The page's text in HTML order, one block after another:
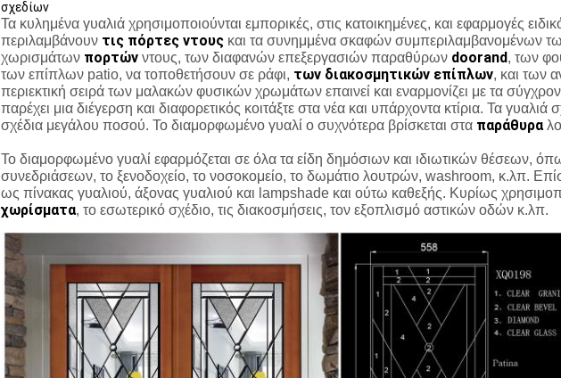
σχεδίων
Τα κυλημένα γυαλιά χρησιμοποιούνται εμπορικές, στις κατοικημένες, και εφαρμογές
περιλαμβάνουν τις πόρτες ντους και τα συνημμένα σκαφών συμπεριλαμβανομένων
χωρισμάτων πορτών ντους, των διαφανών επεξεργασιών παραθύρων doorand, των
των επίπλων patio, να τοποθετήσουν σε ράφι, των διακοσμητικών επίπλων, και των
περιεκτική σειρά των μαλακών φυσικών χρωμάτων επαινεί και εναρμονίζει με τα
παρέχει μια διέγερση και διαφορετικός κοιτάξτε στα νέα και υπάρχοντα κτίρια. Τα γυαλιά
σχέδια μεγάλου ποσού. Το διαμορφωμένο γυαλί ο συχνότερα βρίσκεται στα παράθυρα
Το διαμορφωμένο γυαλί εφαρμόζεται σε όλα τα είδη δημόσιων και ιδιωτικών θέσεων,
συνεδριάσεων, το ξενοδοχείο, το νοσοκομείο, το δωμάτιο λουτρών, washroom, κ.λπ.
ως πίνακας γυαλιού, άξονας γυαλιού και lampshade και ούτω καθεξής. Κυρίως
χωρίσματα, το εσωτερικό σχέδιο, τις διακοσμήσεις, τον εξοπλισμό αστικών οδών κ.λπ.